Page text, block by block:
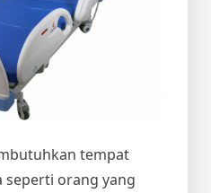
tempat
orang yang